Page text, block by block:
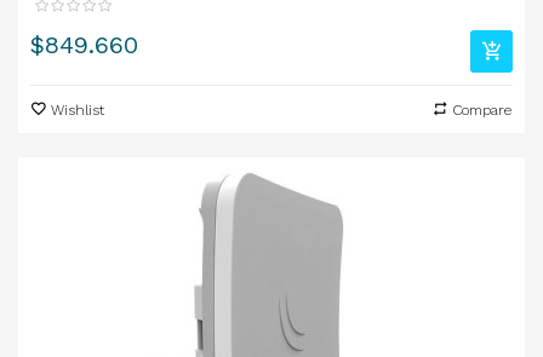
Precio
$849.660
Wishlist Compare